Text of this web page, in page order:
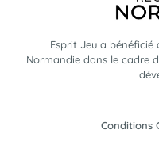
Esprit Jeu a
Normandie dans le cadre
Conditions